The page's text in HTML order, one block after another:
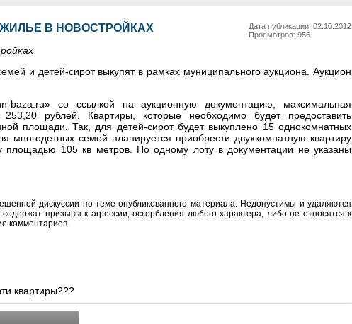
Дата публикации: 02.10.2012
Просмотров: 956
В НОВОСТРОЙКАХ
и детей-сирот выкупят в рамках муниципального аукциона. Аукцион
baza.ru» со ссылкой на аукционную документацию, максимальная
рублей. Квартиры, которые необходимо будет предоставить
площади. Так, для детей-сирот будет выкуплено 15 однокомнатных
семей планируется приобрести двухкомнатную квартиру
площадью 105 кв метров. По одному лоту в документации не указаны
дискуссии по теме опубликованного материала. Недопустимы и удаляются
призывы к агрессии, оскорбления любого характера, либо не относятся к
комментариев.
квартиры???